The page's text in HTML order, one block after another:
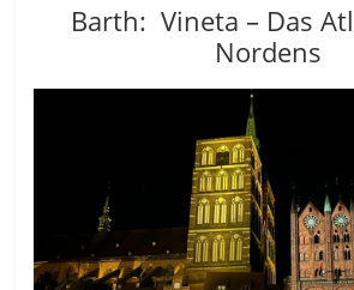
Barth: Vineta – Das
Nordens